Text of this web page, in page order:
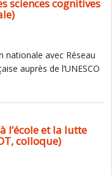
sciences cognitives
nationale avec Réseau
auprès de l’UNESCO
l’école et la lutte
colloque)